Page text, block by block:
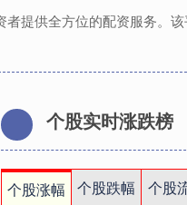
提供全方位的配资服务。
个股实时涨跌榜
个股涨幅 个股跌幅 个股